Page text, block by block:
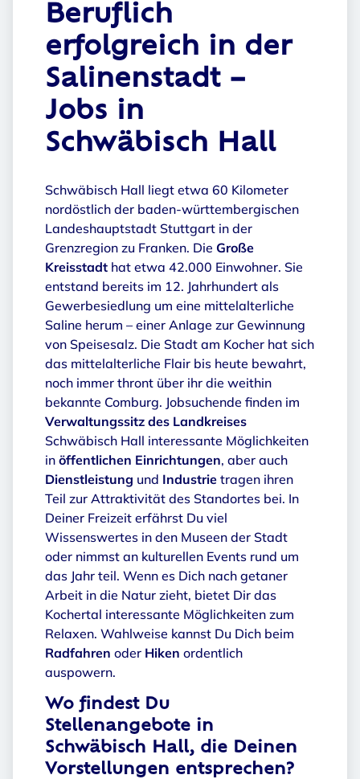
Beruflich
erfolgreich in der
Salinenstadt –
Jobs in
Schwäbisch Hall
Schwäbisch Hall liegt etwa 60 Kilometer
nordöstlich der baden-württembergischen
Landeshauptstadt Stuttgart in der
Grenzregion zu Franken. Die Große
Kreisstadt hat etwa 42.000 Einwohner. Sie
entstand bereits im 12. Jahrhundert als
Gewerbesiedlung um eine mittelalterliche
Saline herum – einer Anlage zur Gewinnung
von Speisesalz. Die Stadt am Kocher hat sich
das mittelalterliche Flair bis heute bewahrt,
noch immer thront über ihr die weithin
bekannte Comburg. Jobsuchende finden im
Verwaltungssitz des Landkreises
Schwäbisch Hall interessante Möglichkeiten
in öffentlichen Einrichtungen, aber auch
Dienstleistung und Industrie tragen ihren
Teil zur Attraktivität des Standortes bei. In
Deiner Freizeit erfährst Du viel
Wissenswertes in den Museen der Stadt
oder nimmst an kulturellen Events rund um
das Jahr teil. Wenn es Dich nach getaner
Arbeit in die Natur zieht, bietet Dir das
Kochertal interessante Möglichkeiten zum
Relaxen. Wahlweise kannst Du Dich beim
Radfahren oder Hiken ordentlich
auspowern.
Wo findest Du
Stellenangebote in
Schwäbisch Hall, die Deinen
Vorstellungen entsprechen?